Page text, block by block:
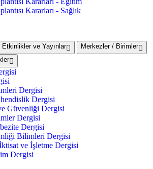
Kararları - Sağlık
Etkinlikler ve Yayınlar
Merkezler / Birimler
Dergisi
Dergisi
Güvenliği Dergisi
Dergisi
Dergisi
Bilimleri Dergisi
ve İşletme Dergisi
Dergisi